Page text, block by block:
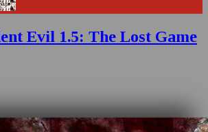
Evil 1.5: The Lost Game